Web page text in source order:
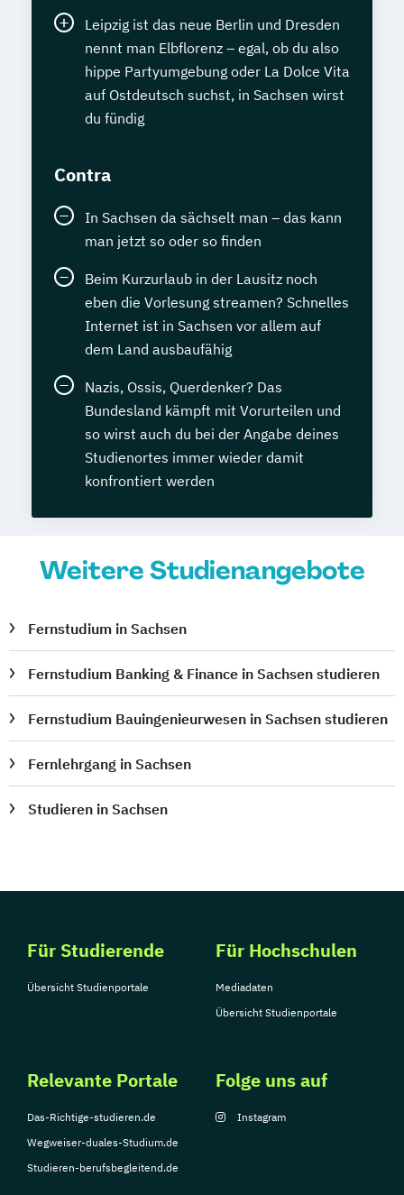
Leipzig ist das neue Berlin und Dresden
nennt man Elbflorenz – egal, ob du also
hippe Partyumgebung oder La Dolce Vita
auf Ostdeutsch suchst, in Sachsen wirst
du fündig
Contra
In Sachsen da sächselt man – das kann
man jetzt so oder so finden
Beim Kurzurlaub in der Lausitz noch
eben die Vorlesung streamen? Schnelles
Internet ist in Sachsen vor allem auf
dem Land ausbaufähig
Nazis, Ossis, Querdenker? Das
Bundesland kämpft mit Vorurteilen und
so wirst auch du bei der Angabe deines
Studienortes immer wieder damit
konfrontiert werden
Weitere Studienangebote
Fernstudium in Sachsen
Fernstudium Banking & Finance in Sachsen studieren
Fernstudium Bauingenieurwesen in Sachsen studieren
Fernlehrgang in Sachsen
Studieren in Sachsen
Für Studierende
Übersicht Studienportale
Für Hochschulen
Mediadaten
Übersicht Studienportale
Relevante Portale
Das-Richtige-studieren.de
Wegweiser-duales-Studium.de
Studieren-berufsbegleitend.de
Folge uns auf
Instagram